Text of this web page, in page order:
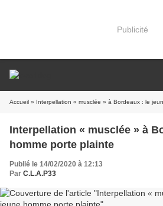
Publicité
Accueil » Interpellation « musclée » à Bordeaux : le
Interpellation « musclée » à
homme porte plainte
Publié le 14/02/2020 à 12:13
Par C.L.A.P33